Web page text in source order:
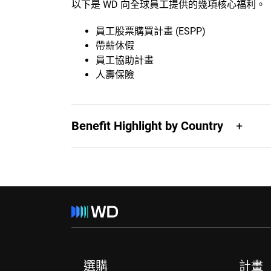
以下是 WD 向全球員工提供的幾項核心福利。
員工股票購買計畫 (ESPP)
帶薪休假
員工協助計畫
人壽保險
Benefit Highlight by Country
選購 計畫